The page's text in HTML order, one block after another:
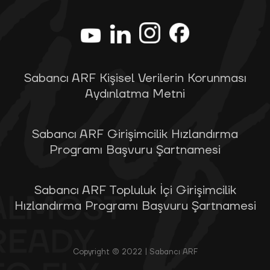
Sabancı ARF Kişisel Verilerin Korunması
Aydınlatma Metni
Sabancı ARF Girişimcilik Hızlandırma
Programı Başvuru Şartnamesi
Sabancı ARF Topluluk İçi Girişimcilik
Hızlandırma Programı Başvuru Şartnamesi
Copyright © 2022 | Sabancı ARF